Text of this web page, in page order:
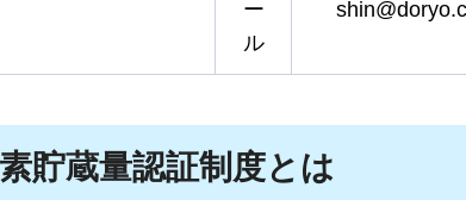
ー
ル
貯蔵量認証制度とは